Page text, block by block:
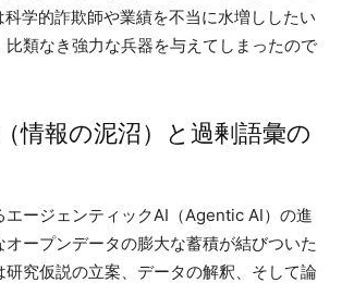
学的詐欺師や業績を不当に水増ししたい
比類なき強力な兵器を与えてしまったので
情報の泥沼）と過剰語彙の
エージェンティックAI（Agentic AI）の進
ープンデータの膨大な蓄積が結びついた
研究仮説の立案、データの解釈、そして論